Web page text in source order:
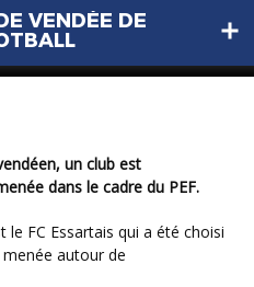
VENDÉE DE
du mois de
dans le cadre du PEF.
autour de